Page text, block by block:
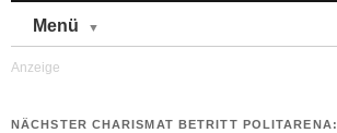
Menü
NÄCHSTER CHARISMAT BETRITT POLITARENA: